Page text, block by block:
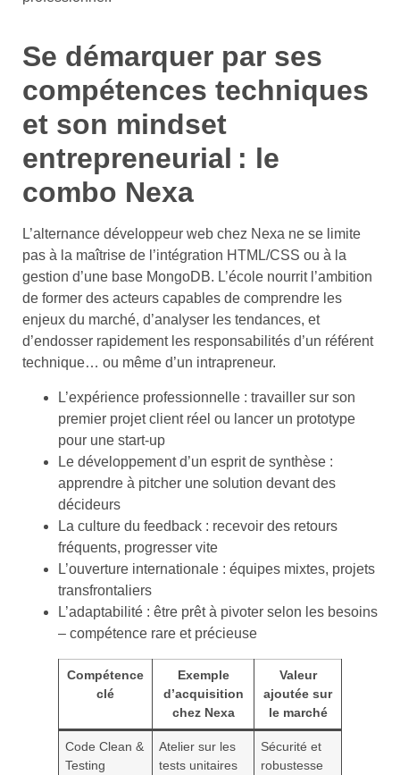
Se démarquer par ses
compétences techniques
et son mindset
entrepreneurial : le
combo Nexa
L’alternance développeur web chez Nexa ne se limite
pas à la maîtrise de l’intégration HTML/CSS ou à la
gestion d’une base MongoDB. L’école nourrit l’ambition
de former des acteurs capables de comprendre les
enjeux du marché, d’analyser les tendances, et
d’endosser rapidement les responsabilités d’un référent
technique… ou même d’un intrapreneur.
L’expérience professionnelle : travailler sur son
premier projet client réel ou lancer un prototype
pour une start-up
Le développement d’un esprit de synthèse :
apprendre à pitcher une solution devant des
décideurs
La culture du feedback : recevoir des retours
fréquents, progresser vite
L’ouverture internationale : équipes mixtes, projets
transfrontaliers
L’adaptabilité : être prêt à pivoter selon les besoins
– compétence rare et précieuse
Compétence
clé
Exemple
d’acquisition
chez Nexa
Valeur
ajoutée sur
le marché
Code Clean &
Testing
Atelier sur les
tests unitaires
Sécurité et
robustesse